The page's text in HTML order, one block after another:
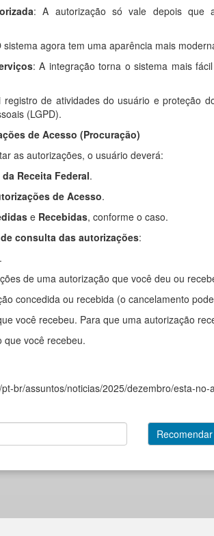
: A autorização só vale depois que
sistema agora tem uma aparência mais
: A integração torna o sistema mais
registro de atividades do usuário e proteção
(LGPD).
de Acesso (Procuração)
as autorizações, o usuário deverá:
Receita Federal.
de Acesso.
e Recebidas, conforme o caso.
consulta das autorizações:
de uma autorização que você deu ou
concedida ou recebida (o cancelamento
você recebeu. Para que uma autorização
você recebeu.
br/assuntos/noticias/2025/dezembro/esta-